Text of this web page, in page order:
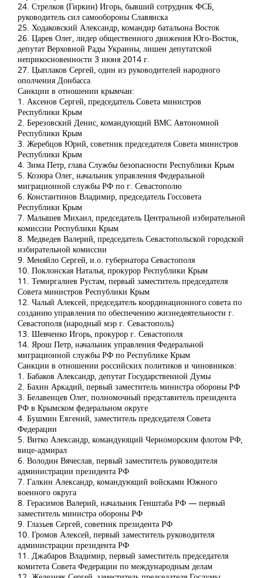
24. Стрелков (Гиркин) Игорь, бывший сотрудник ФСБ,
руководитель сил самообороны Славянска
25. Ходаковский Александр, командир батальона Восток
26. Царев Олег, лидер общественного движения Юго-Восток,
депутат Верховной Рады Украины, лишен депутатской
неприкосновенности 3 июня 2014 г.
27. Цыплаков Сергей, один из руководителей народного
ополчения Донбасса
Санкции в отношении крымчан:
1. Аксенов Сергей, председатель Совета министров
Республики Крым
2. Березовский Денис, командующий ВМС Автономной
Республики Крым
3. Жеребцов Юрий, советник председателя Совета министров
Республики Крым
4. Зима Петр, глава Службы безопасности Республики Крым
5. Козюра Олег, начальник управления Федеральной
миграционной службы РФ по г. Севастополю
6. Константинов Владимир, председатель Госсовета
Республики Крым
7. Малышев Михаил, председатель Центральной избирательной
комиссии Республики Крым
8. Медведев Валерий, председатель Севастопольской городской
избирательной комиссии
9. Меняйло Сергей, и.о. губернатора Севастополя
10. Поклонская Наталья, прокурор Республики Крым
11. Темиргалиев Рустам, первый заместитель председателя
Совета министров Республики Крым
12. Чалый Алексей, председатель координационного совета по
созданию управления по обеспечению жизнедеятельности г.
Севастополя (народный мэр г. Севастополь)
13. Шевченко Игорь, прокурор г. Севастополя
14. Ярош Петр, начальник управления Федеральной
миграционной службы РФ по Республике Крым
Санкции в отношении российских политиков и чиновников:
1. Бабаков Александр, депутат Государственной Думы
2. Бахин Аркадий, первый заместитель министра обороны РФ
3. Белавенцев Олег, полномочный представитель президента
РФ в Крымском федеральном округе
4. Бушмин Евгений, заместитель председателя Совета
Федерации
5. Витко Александр, командующий Черноморским флотом РФ,
вице-адмирал
6. Володин Вячеслав, первый заместитель руководителя
администрации президента РФ
7. Галкин Александр, командующий войсками Южного
военного округа
8. Герасимов Валерий, начальник Генштаба РФ — первый
заместитель министра обороны РФ
9. Глазьев Сергей, советник президента РФ
10. Громов Алексей, первый заместитель руководителя
администрации президента РФ
11. Джабаров Владимир, первый заместитель председателя
комитета Совета Федерации по международным делам